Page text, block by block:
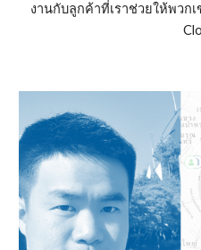
งานกับลูกค้าที่เราช่วยให้พวก